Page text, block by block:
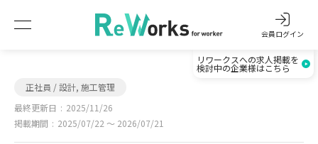
会員ログイン
リワークスへの求人掲載を
検討中の企業様はこちら
正社員 / 設計, 施工管理
最終更新日
2025/11/26
掲載期間
2025/07/22 〜 2026/07/21